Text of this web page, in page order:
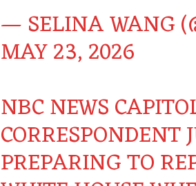
— SELINA WANG
MAY 23, 2026
NBC NEWS
PREPARING TO